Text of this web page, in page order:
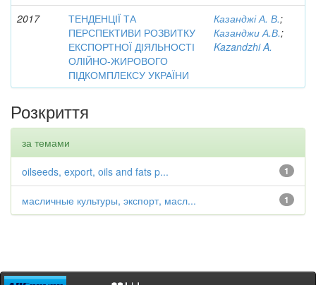
2017
ТЕНДЕНЦІЇ ТА
ПЕРСПЕКТИВИ РОЗВИТКУ
ЕКСПОРТНОЇ ДІЯЛЬНОСТІ
ОЛІЙНО-ЖИРОВОГО
ПІДКОМПЛЕКСУ УКРАЇНИ
Казанджі А. В.;
Казанджи А.В.;
Kazandzhi A.
Розкриття
за темами
1
oilseeds, export, oils and fats p...
1
масличные культуры, экспорт, масл...